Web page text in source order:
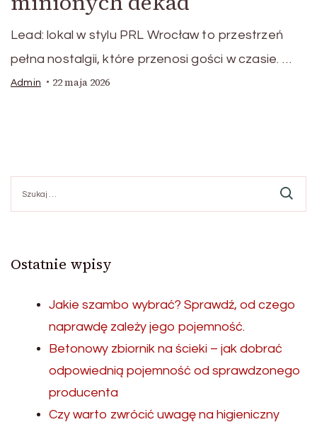
Lead: lokal w stylu PRL Wrocław to przestrzeń
pełna nostalgii, które przenosi gości w czasie. …
Admin 22 maja 2026
Ostatnie wpisy
Jakie szambo wybrać? Sprawdź, od czego
naprawdę zależy jego pojemność.
Betonowy zbiornik na ścieki – jak dobrać
odpowiednią pojemność od sprawdzonego
producenta
Czy warto zwrócić uwagę na higieniczny